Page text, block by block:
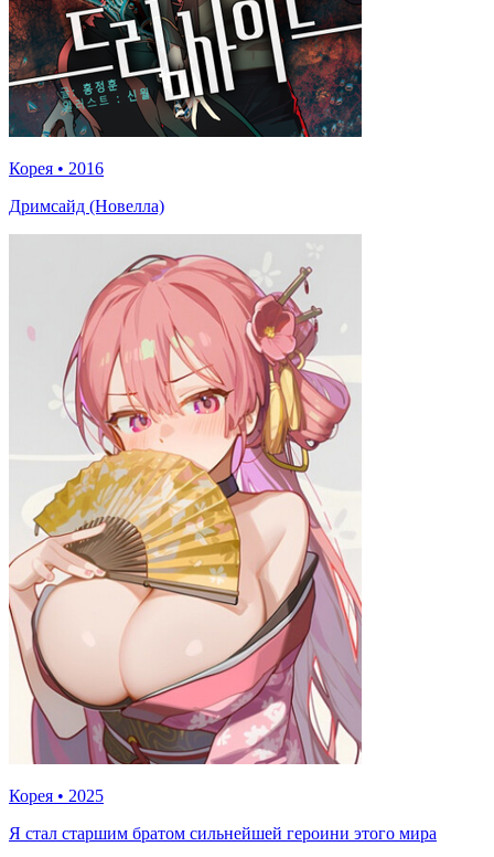
Корея • 2016
Дримсайд (Новелла)
Корея • 2025
Я стал старшим братом сильнейшей героини этого мира